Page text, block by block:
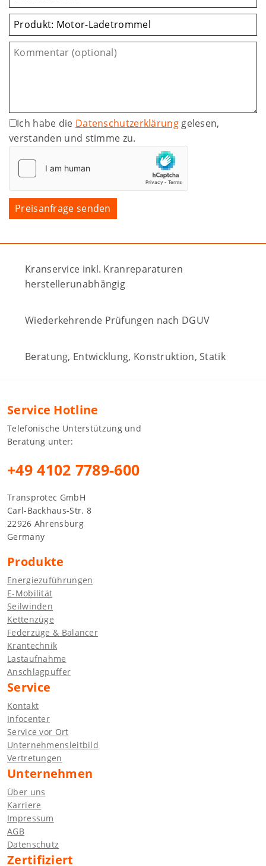
Ich habe die Datenschutzerklärunggelesen,
verstanden und stimme zu.
Kranservice inkl. Kranreparaturen
herstellerunabhängig
Wiederkehrende Prüfungen nach DGUV
Beratung, Entwicklung, Konstruktion, Statik
Service Hotline
Telefonische Unterstützung und
Beratung unter:
+49 4102 7789-600
Transprotec GmbH
Carl-Backhaus-Str. 8
22926 Ahrensburg
Germany
Produkte
Energiezuführungen
E-Mobilität
Seilwinden
Kettenzüge
Federzüge & Balancer
Krantechnik
Lastaufnahme
Anschlagpuffer
Service
Kontakt
Infocenter
Service vor Ort
Unternehmensleitbild
Vertretungen
Unternehmen
Über uns
Karriere
Impressum
AGB
Datenschutz
Zertifiziert